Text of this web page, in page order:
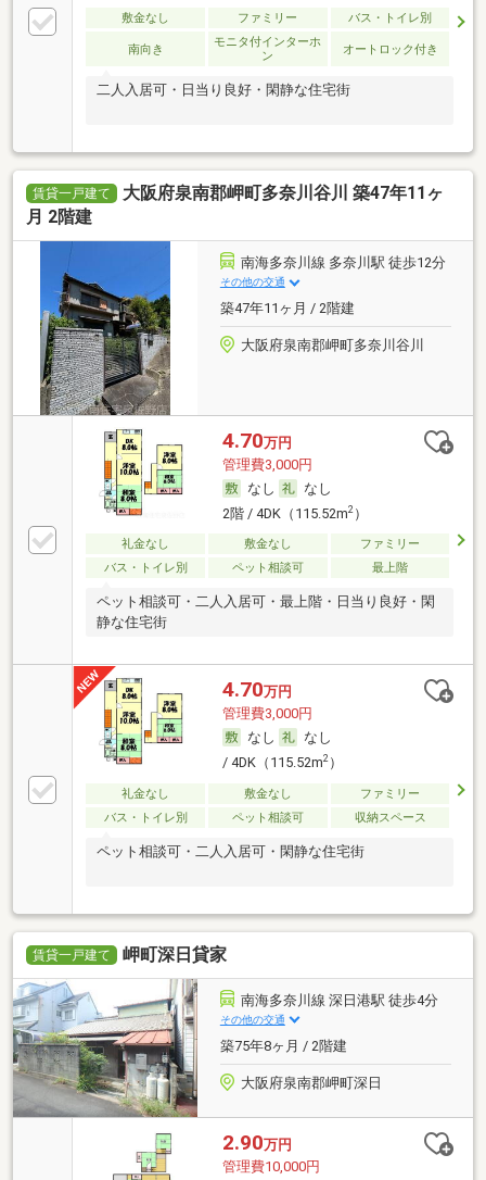
敷金なし ファミリー バス・トイレ別
南向き
モニタ付インターホ
ン
オートロック付き
二人入居可・日当り良好・閑静な住宅街
賃貸一戸建て
大阪府泉南郡岬町多奈川谷川 築47年11ヶ
月 2階建
南海多奈川線 多奈川駅 徒歩12分
その他の交通
築47年11ヶ月 / 2階建
大阪府泉南郡岬町多奈川谷川
4.70万円
管理費3,000円
なし
なし
2階 / 4DK（115.52m2）
礼金なし 敷金なし
ファミリー
バス・トイレ別
ペット相談可 最上階
ペット相談可・二人入居可・最上階・日当り良好・閑
静な住宅街
4.70万円
管理費3,000円
なし
なし
/ 4DK（115.52m2）
礼金なし 敷金なし
ファミリー
バス・トイレ別
ペット相談可 収納スペース
ペット相談可・二人入居可・閑静な住宅街
賃貸一戸建て 岬町深日貸家
南海多奈川線 深日港駅 徒歩4分
その他の交通
築75年8ヶ月 / 2階建
大阪府泉南郡岬町深日
2.90万円
管理費10,000円